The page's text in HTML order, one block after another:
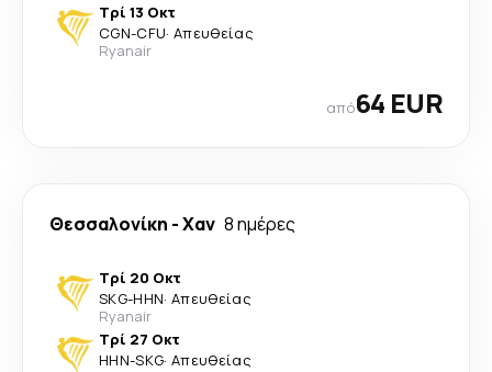
Τρί 13 Οκτ
CGN-CFU· Απευθείας
Ryanair
από64 EUR
Θεσσαλονίκη -Χαν 8 ημέρες
Τρί 20 Οκτ
SKG-HHN· Απευθείας
Ryanair
Τρί 27 Οκτ
HHN-SKG· Απευθείας